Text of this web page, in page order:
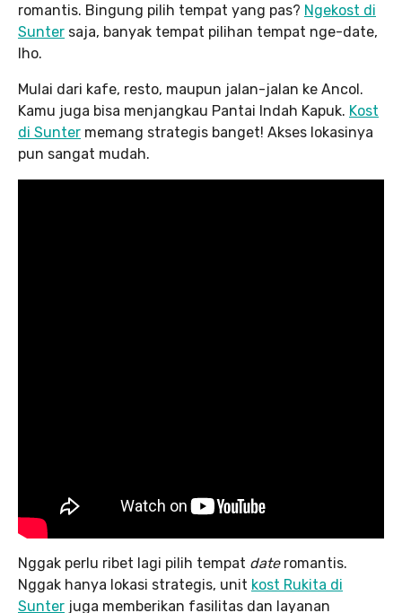
romantis. Bingung pilih tempat yang pas? Ngekost di
Sunter saja, banyak tempat pilihan tempat nge-date,
lho.
Mulai dari kafe, resto, maupun jalan-jalan ke Ancol.
Kamu juga bisa menjangkau Pantai Indah Kapuk. Kost
di Sunter memang strategis banget! Akses lokasinya
pun sangat mudah.
Nggak perlu ribet lagi pilih tempat date romantis.
Nggak hanya lokasi strategis, unit kost Rukita di
Sunter juga memberikan fasilitas dan layanan